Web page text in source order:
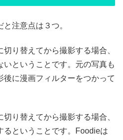
注意点は３つ。
り替えてから撮影する場合、
いということです。元の写真も
に漫画フィルターをつかって
り替えてから撮影する場合、
るということです。Foodieは